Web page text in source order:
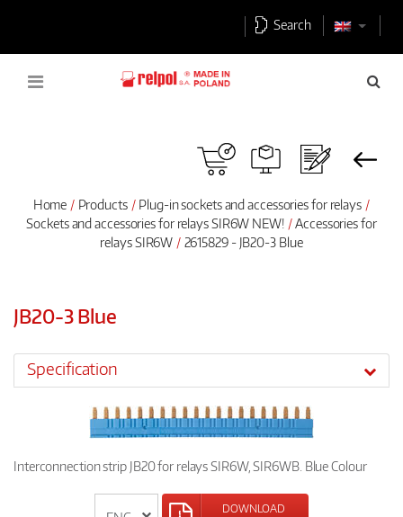
Search
Home Products
Plug-in sockets and accessories for relays
Sockets and accessories for relays SIR6W NEW!
Accessories for
relays SIR6W
2615829 - JB20-3 Blue
JB20-3 Blue
Specification
Interconnection strip JB20 for relays SIR6W, SIR6WB. Blue Colour
DOWNLOAD